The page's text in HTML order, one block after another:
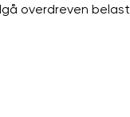
overdreven